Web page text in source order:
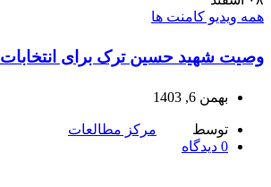
همه ویدیو کامنت ها
وصیت شهید حسین ترک برای انتخابات
بهمن 6, 1403
توسط
مرکز مطالعات
0 دیدگاه